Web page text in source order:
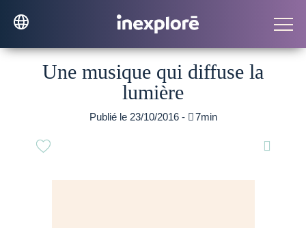
Une musique qui diffuse la
lumière
Publié le 23/10/2016 - 7min
